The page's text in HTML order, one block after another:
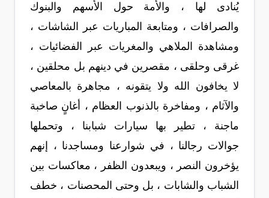
يُنادى لها ، والأمة حول الأسهم والبنوك
والصرافات ، ومتابعة المباريات عبر الشاشات ،
ومشاهدة الملاهي والمغريات عبر الفضائيات ،
غرقى وحلقى ، مقصرين في دينهم بل محلقين ،
لا يخافون الله ولا يتقونه ، مجاهرة بالمعاصي
والآثام ، ومفاخرة بالذنوب العظام ، أغانٍ صاخبة
ماجنة ، تطير بها سيارات شبابنا ، وتحملها
جوالات رجالنا ، في شوارعنا ومساجدنا ، إنهم
يؤخرون النصر ، ويبعدون الظفر ، معاكسات بين
الشباب والشابات ، بل وحتى المحصنات ، خطف